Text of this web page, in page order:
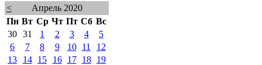
<
Апрель 2020
Пн Вт Ср Чт Пт Сб Вс
30 31 1 2 3 4
5
6
7 8 9 10 11
12
13
14 15 16 17 18
19